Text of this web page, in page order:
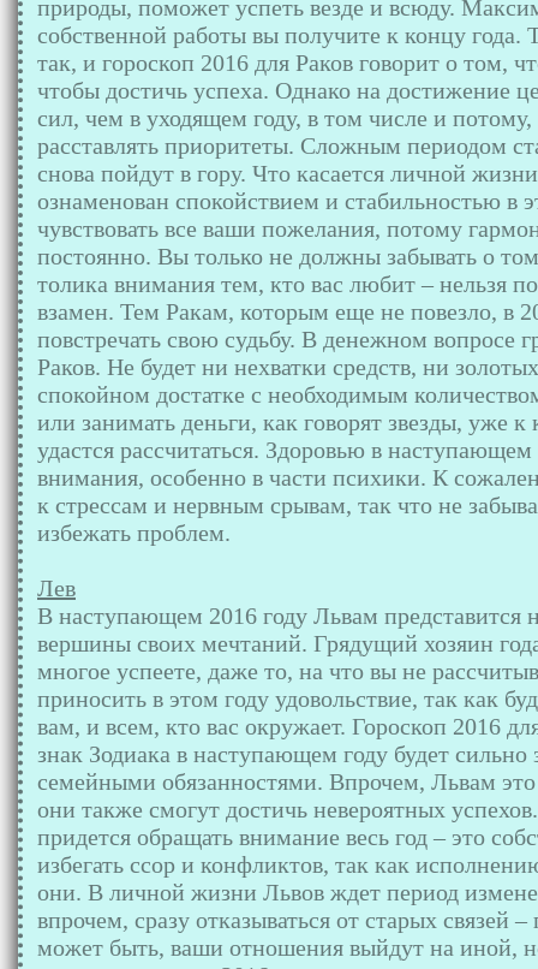
природы, поможет успеть везде и всюду.
собственной работы вы получите к концу года.
так, и гороскоп 2016 для Раков говорит о том,
чтобы достичь успеха. Однако на достижение
сил, чем в уходящем году, в том числе и
расставлять приоритеты. Сложным периодом
снова пойдут в гору. Что касается личной
ознаменован спокойствием и стабильностью в
чувствовать все ваши пожелания, потому
постоянно. Вы только не должны забывать о
толика внимания тем, кто вас любит – нельзя
взамен. Тем Ракам, которым еще не повезло, в
повстречать свою судьбу. В денежном вопросе
Раков. Не будет ни нехватки средств, ни
спокойном достатке с необходимым
или занимать деньги, как говорят звезды, уже
удастся рассчитаться. Здоровью в
внимания, особенно в части психики. К
к стрессам и нервным срывам, так что не
избежать проблем.
Лев
В наступающем 2016 году Львам представится
вершины своих мечтаний. Грядущий хозяин
многое успеете, даже то, на что вы не
приносить в этом году удовольствие, так как
вам, и всем, кто вас окружает. Гороскоп 2016
знак Зодиака в наступающем году будет
семейными обязанностями. Впрочем, Львам
они также смогут достичь невероятных
придется обращать внимание весь год – это
избегать ссор и конфликтов, так как
они. В личной жизни Львов ждет период
впрочем, сразу отказываться от старых связей
может быть, ваши отношения выйдут на иной,